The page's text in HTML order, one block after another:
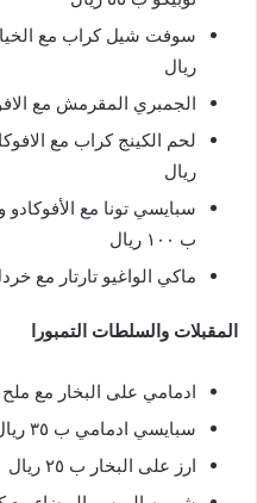
ريال
الجمبري المقرمش مع
ريال
سبايسي تونا مع الأفوكادو
ب ١٠٠ ريال
ماكي الواغيو تارتار مع خردل
المقبلات والسلطات التمبورا
ادمامي على البخار مع ملح
سبايسي ادمامي ب ٣٥ ريال
ارز على البخار ب ٢٥ ريال